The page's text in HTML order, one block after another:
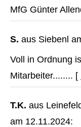
MfG Günter
S. aus Siebenl
Voll in Ordnung
Mitarbeiter........ [
T.K. aus
am 12.11.2024: